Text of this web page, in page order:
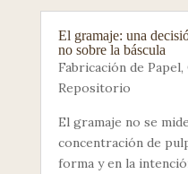
El gramaje: una
no sobre la báscula
Fabricación de Papel,
Repositorio
El gramaje no se
concentración de
forma y en la